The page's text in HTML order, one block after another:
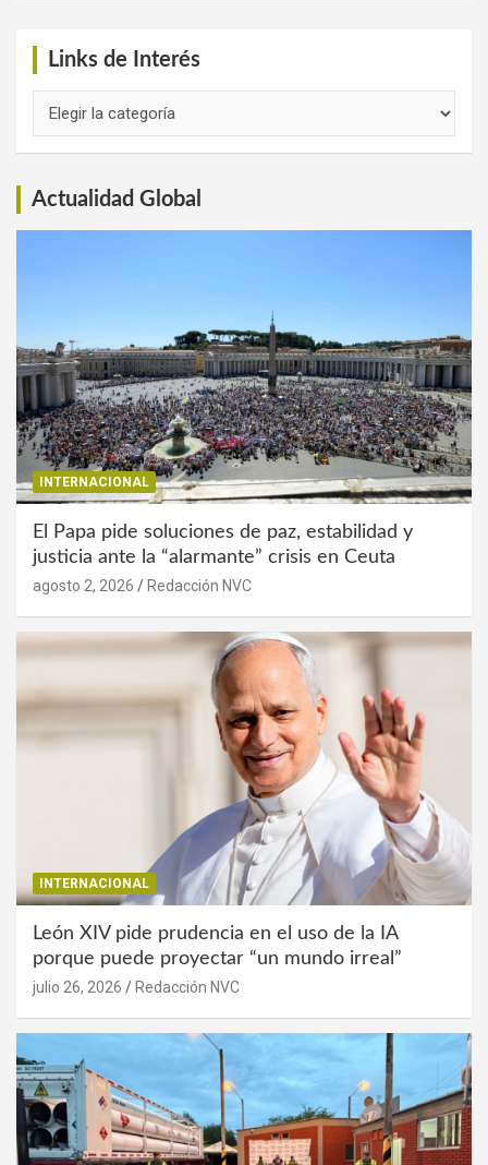
Links de Interés
Actualidad Global
INTERNACIONAL
El Papa pide soluciones de paz, estabilidad y
justicia ante la “alarmante” crisis en Ceuta
agosto 2, 2026 Redacción NVC
INTERNACIONAL
León XIV pide prudencia en el uso de la IA
porque puede proyectar “un mundo irreal”
julio 26, 2026 Redacción NVC